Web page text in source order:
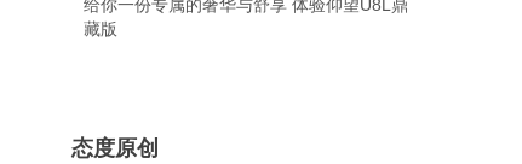
上汽通用再签20年：合资2.0时代，玩法